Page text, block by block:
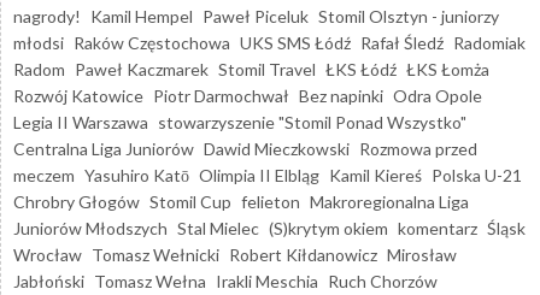
nagrody!
Kamil Hempel Paweł Piceluk Stomil Olsztyn - juniorzy
młodsi Raków Częstochowa UKS SMS Łódź Rafał Śledź Radomiak
Radom Paweł Kaczmarek Stomil Travel ŁKS Łódź ŁKS Łomża
Rozwój Katowice Piotr Darmochwał Bez napinki Odra Opole
Legia II Warszawa stowarzyszenie "Stomil Ponad Wszystko"
Centralna Liga Juniorów Dawid Mieczkowski Rozmowa przed
meczem Yasuhiro Katō Olimpia II Elbląg Kamil Kiereś Polska U-21
Chrobry Głogów Stomil Cup felieton Makroregionalna Liga
Juniorów Młodszych Stal Mielec (S)krytym okiem komentarz Śląsk
Wrocław Tomasz Wełnicki Robert Kiłdanowicz Mirosław
Jabłoński Tomasz Wełna Irakli Meschia Ruch Chorzów